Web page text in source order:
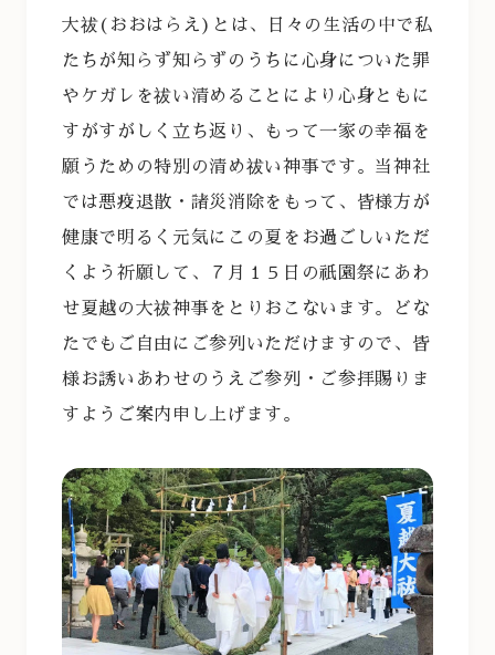
大祓( おおはらえ ) とは、日々の生活の中で私
たちが知らず知らずのうちに心身についた罪
やケガレを祓い清めることにより心身ともに
すがすがしく立ち返り、もって一家の幸福を
願うための特別の清め祓い神事です。当神社
では悪疫退散・諸災消除をもって、皆様方が
健康で明るく元気にこの夏をお過ごしいただ
くよう祈願して、７月１５日の祇園祭にあわ
せ夏越の大祓神事をとりおこないます。どな
たでもご自由にご参列いただけますので、皆
様お誘いあわせのうえご参列・ご参拝賜りま
すようご案内申し上げます。